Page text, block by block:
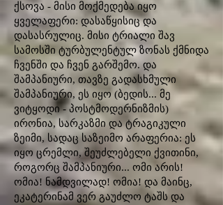
ქსოვა - მისი მოქმედება იყო
ყველაფერი: დასაწყისიც და
დასასრულიც. მისი ტრიალი შავ
სამოსში ტურბულენტულ ზონას ქმნიდა
ჩვენში და ჩვენ გარშემო. და
შამპანიური, თავზე გადასხმული
შამპანიური, ეს იყო (ბედის... მე
ვიტყოდი - პოსტმოდერნიზმის)
ირონია, სარკაზმი და ტრაგიკული
ზეიმი, სადაც საზეიმო არაფერია: ეს
იყო ცრემლი, შეუძლებელი ქვითინი,
როგორც შამპანიური... ომი არის!
ომია! ნამდვილად! ომია! და მაინც,
ეკატერინამ ვერ გაუძლო ტაშს და